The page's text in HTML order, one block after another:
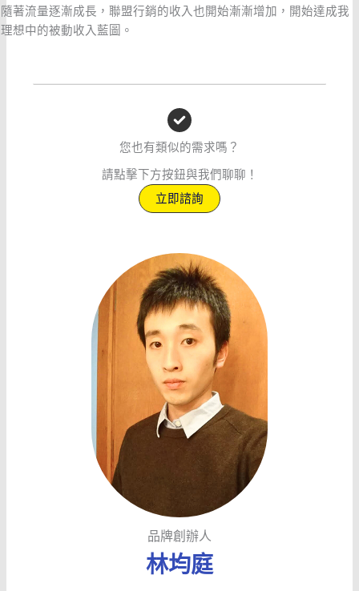
隨著流量逐漸成長，聯盟行銷的收入也開始漸漸增加，開始達成我
理想中的被動收入藍圖。
您也有類似的需求嗎？
請點擊下方按鈕與我們聊聊！
立即諮詢
品牌創辦人
林均庭